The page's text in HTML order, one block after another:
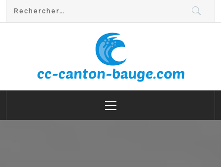
cc canton bauge